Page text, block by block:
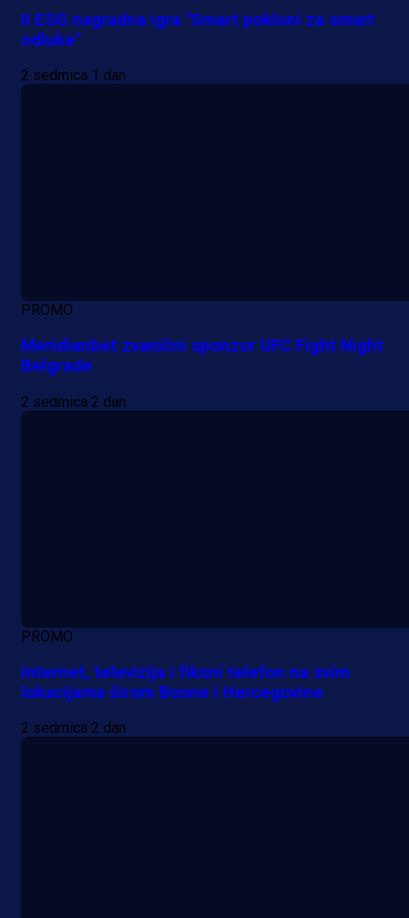
II ESG nagradna igra "Smart pokloni za smart
odluke"
2 sedmica 1 dan
PROMO
Meridianbet zvanični sponzor UFC Fight Night
Belgrade
2 sedmica 2 dan
PROMO
Internet, televizija i fiksni telefon na svim
lokacijama širom Bosne i Hercegovine
2 sedmica 2 dan